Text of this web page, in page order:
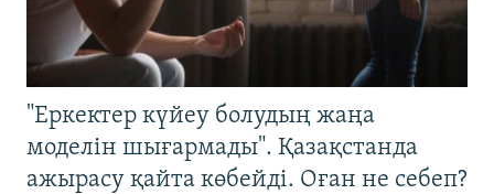
"Еркектер күйеу болудың жаңа
моделін шығармады". Қазақстанда
ажырасу қайта көбейді. Оған не себеп?